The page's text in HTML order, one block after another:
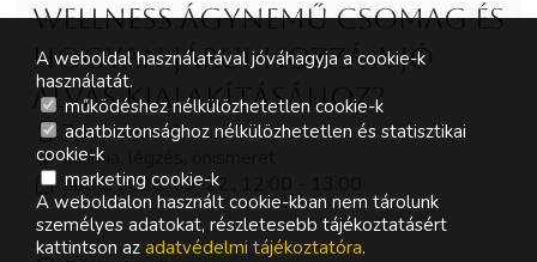
wellness ágynemű csomag és
hogyan járul hozzá a jó
alvás kialakításához?
Transpersonal
alkímia, légzés, önismeret
hétfő, 2026-06-22., 12:00 - 13:00
A weboldal használatával jóváhagyja a cookie-k
használatát.
működéshez nélkülözhetetlen cookie-k
adatbiztonsághoz nélkülözhetetlen és statisztikai
cookie-k
marketing cookie-k
A weboldalon használt cookie-kban nem tárolunk
személyes adatokat, részletesebb tájékoztatásért
kattintson az adatvédelmi tájékoztatóra.